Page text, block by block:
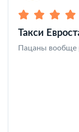
Такси
Пацаны вообще